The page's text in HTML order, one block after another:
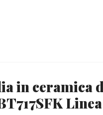
in ceramica